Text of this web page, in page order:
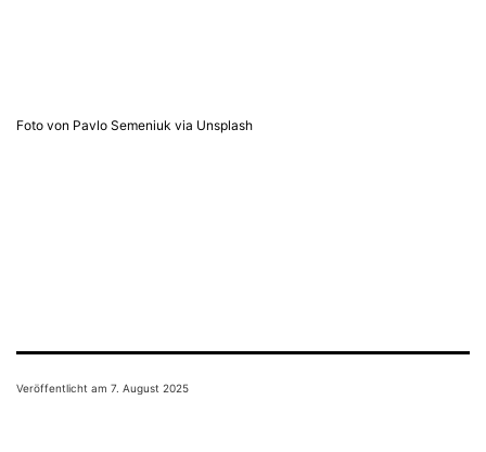
Foto von Pavlo Semeniuk via Unsplash
Veröffentlicht am 7. August 2025